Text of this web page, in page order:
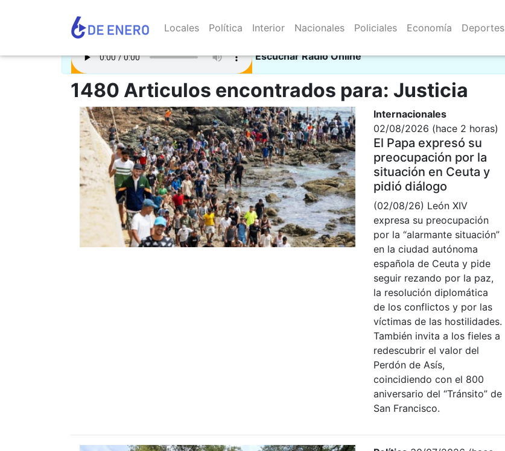
Locales Política Interior Nacionales Policiales Economía Deportes
Escuchar Radio Online
1480 Articulos encontrados para: Justicia
Internacionales
02/08/2026 (hace 2 horas)
El Papa expresó su
preocupación por la
situación en Ceuta y
pidió diálogo
(02/08/26) León XIV
expresa su preocupación
por la “alarmante situación”
en la ciudad autónoma
española de Ceuta y pide
seguir rezando por la paz,
la resolución diplomática
de los conflictos y por las
víctimas de las hostilidades.
También invita a los fieles a
redescubrir el valor del
Perdón de Asís,
coincidiendo con el 800
aniversario del “Tránsito” de
San Francisco.